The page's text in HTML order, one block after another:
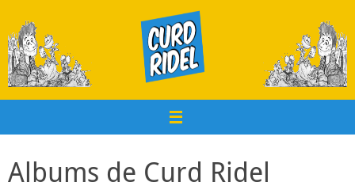
contenu
Albums de Curd Ridel